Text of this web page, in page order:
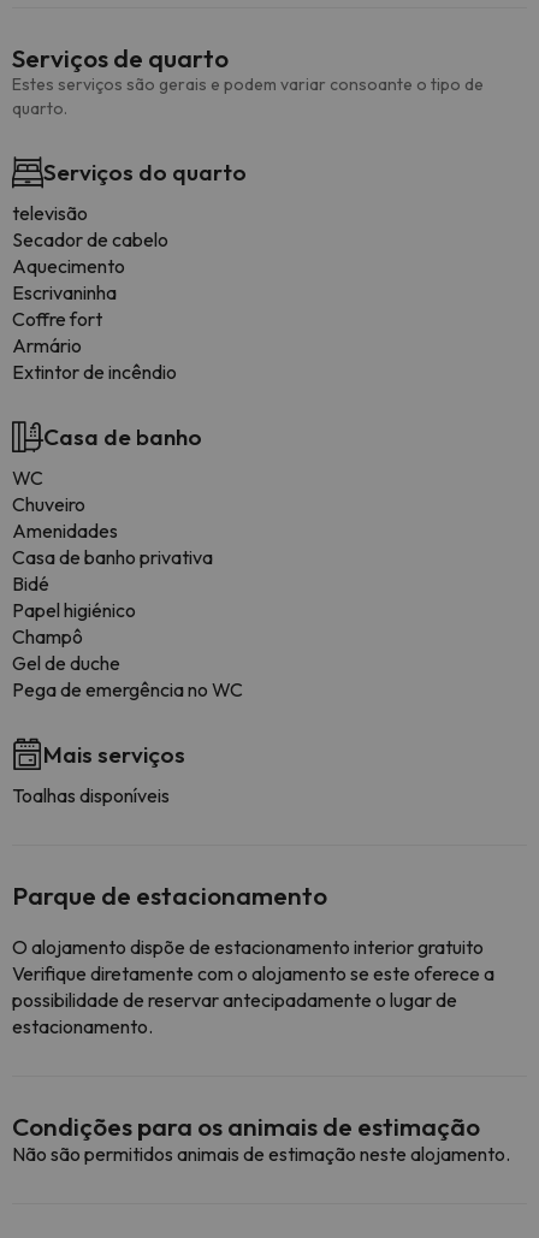
Serviços de quarto
Estes serviços são gerais e podem variar consoante o tipo de
quarto.
Serviços do quarto
televisão
Secador de cabelo
Aquecimento
Escrivaninha
Coffre fort
Armário
Extintor de incêndio
Casa de banho
WC
Chuveiro
Amenidades
Casa de banho privativa
Bidé
Papel higiénico
Champô
Gel de duche
Pega de emergência no WC
Mais serviços
Toalhas disponíveis
Parque de estacionamento
O alojamento dispõe de estacionamento interior gratuito
Verifique diretamente com o alojamento se este oferece a
possibilidade de reservar antecipadamente o lugar de
estacionamento.
Condições para os animais de estimação
Não são permitidos animais de estimação neste alojamento.